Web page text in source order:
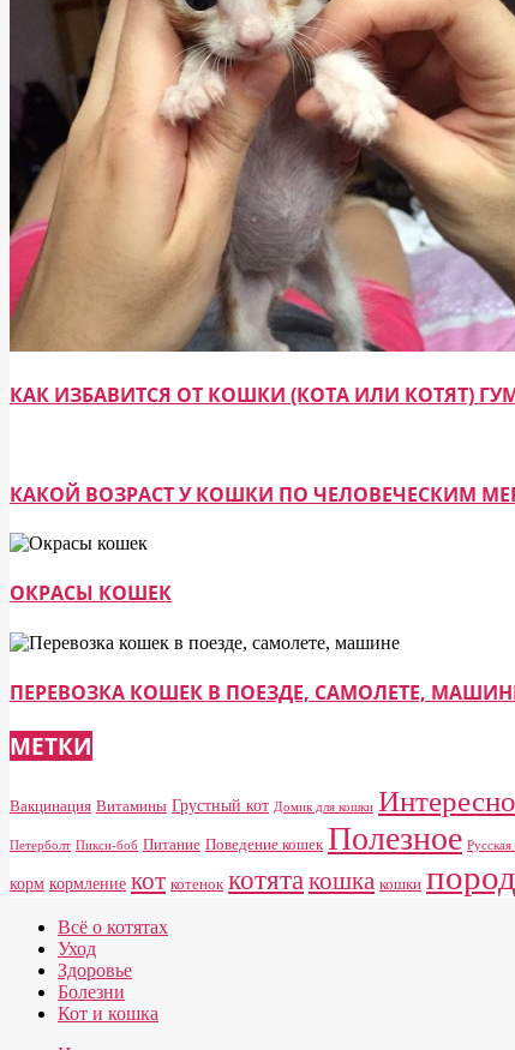
КАК ИЗБАВИТСЯ ОТ КОШКИ (КОТА ИЛИ КОТЯТ)
КАКОЙ ВОЗРАСТ У КОШКИ ПО ЧЕЛОВЕЧЕСКИМ
ОКРАСЫ КОШЕК
ПЕРЕВОЗКА КОШЕК В ПОЕЗДЕ, САМОЛЕТЕ,
МЕТКИ
Вакцинация Витамины Грустный кот Домик для кошки
Петерболт Пикси-боб Питание Поведение кошек Полезное
корм кормление кот котенок котята кошка кошки
Всё о котятах
Уход
Здоровье
Болезни
Кот и кошка